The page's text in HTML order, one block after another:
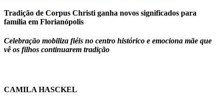
Tradição de Corpus Christi ganha novos significados para
família em Florianópolis
Celebração mobiliza fiéis no centro histórico e emociona mãe que
vê os filhos continuarem tradição
CAMILA HASCKEL